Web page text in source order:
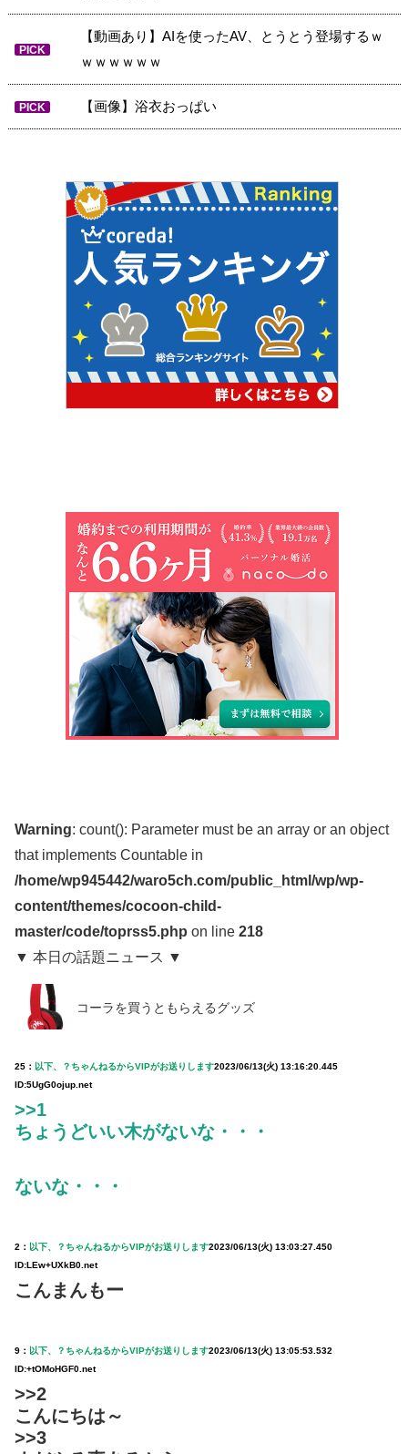
PICK
【動画あり】AIを使ったAV、とうとう登場するｗ
ｗｗｗｗｗｗ
PICK 【画像】浴衣おっぱい
Warning: count(): Parameter must be an array or an object
that implements Countable in
/home/wp945442/waro5ch.com/public_html/wp/wp-
content/themes/cocoon-child-
master/code/toprss5.php on line 218
▼ 本日の話題ニュース ▼
コーラを買うともらえるグッズ
25： 以下、？ちゃんねるからVIPがお送りします2023/06/13(火) 13:16:20.445
ID:5UgG0ojup.net
>>1
ちょうどいい木がないな・・・
ないな・・・
2： 以下、？ちゃんねるからVIPがお送りします2023/06/13(火) 13:03:27.450
ID:LEw+UXkB0.net
こんまんもー
9： 以下、？ちゃんねるからVIPがお送りします2023/06/13(火) 13:05:53.532
ID:+tOMoHGF0.net
>>2
こんにちは～
>>3